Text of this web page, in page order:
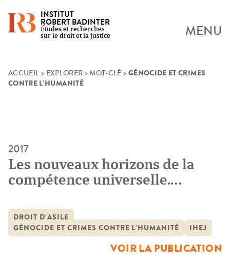
Skip
INSTITUT
ROBERT BADINTER
Études et recherches
sur le droit et la justice
MENU
ACCUEIL > EXPLORER >MOT-CLÉ > GÉNOCIDE ET CRIMES
CONTRE L'HUMANITÉ
2017
Les nouveaux horizons de la
compétence universelle.
réponse à la crise migratoire et
équilibrer le système global de
justice pénale internationale
DROIT D'ASILE
GÉNOCIDE ET CRIMES CONTRE L'HUMANITÉ
IHEJ
VOIR LA PUBLICATION